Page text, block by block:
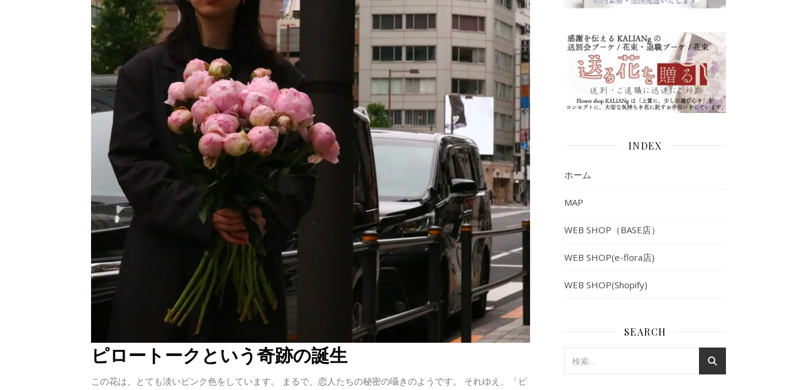
ピロートークという奇跡の誕生
この花は、とても淡いピンク色をしています。 まるで、恋人たちの秘密の囁きのようです。 それゆえ、「ピ
INDEX
ホーム
MAP
WEB SHOP（BASE店）
WEB SHOP(e-flora店)
WEB SHOP(Shopify)
SEARCH